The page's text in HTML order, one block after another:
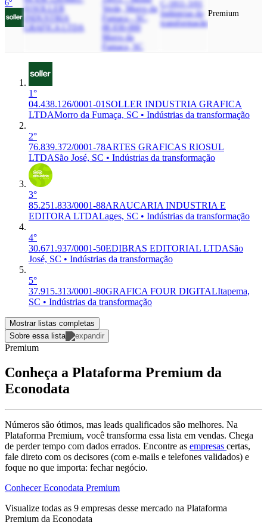
6°
SOLLER
INDUSTRIA
GRAFICA LTDA
Verde, Morro da
Fumaca - SC,
88.830-000
Morro da
Fumaça, SC
C-1811-3/01
Indústrias da
transformação
Premium
1°
04.438.126/0001-01 SOLLER INDUSTRIA GRAFICA
LTDAMorro da Fumaça, SC • Indústrias da transformação
2°
76.839.372/0001-78ARTES GRAFICAS RIOSUL
LTDASão José, SC • Indústrias da transformação
3°
85.251.833/0001-88ARAUCARIA INDUSTRIA E
EDITORA LTDALages, SC • Indústrias da transformação
4°
30.671.937/0001-50EDIBRAS EDITORIAL LTDASão
José, SC • Indústrias da transformação
5°
37.915.313/0001-80GRAFICA FOUR DIGITALItapema,
SC • Indústrias da transformação
Mostrar listas completas
Sobre essa lista
Premium
Conheça a Plataforma Premium da
Econodata
Números são ótimos, mas leads qualificados são melhores. Na
Plataforma Premium, você transforma essa lista em vendas. Chega
de perder tempo com dados errados. Encontre as empresas certas,
fale direto com os decisores (com e-mails e telefones validados) e
foque no que importa: fechar negócio.
Conhecer Econodata Premium
Visualize todas as 9 empresas desse mercado na Plataforma
Premium da Econodata